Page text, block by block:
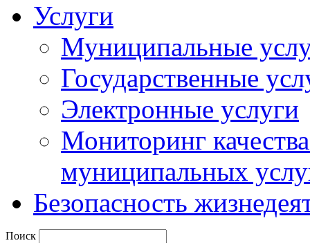
Услуги
Муниципальные
Государственные
Электронные услуги
Мониторинг
муниципальных
Безопасность
Поиск